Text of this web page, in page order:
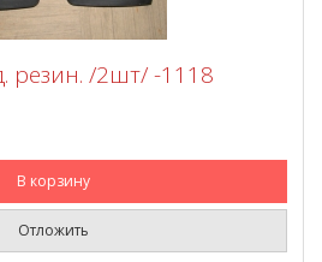
резин. /2шт/ -1118
В корзину
Отложить